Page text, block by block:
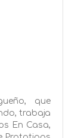
que
trabaja
En Casa,